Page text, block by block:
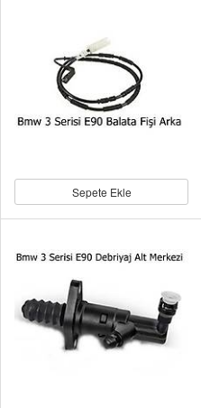
Sepete Ekle